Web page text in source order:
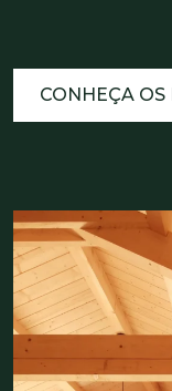
CONHEÇA